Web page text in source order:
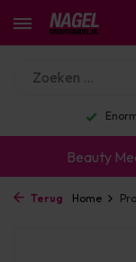
Beauty
Terug Home